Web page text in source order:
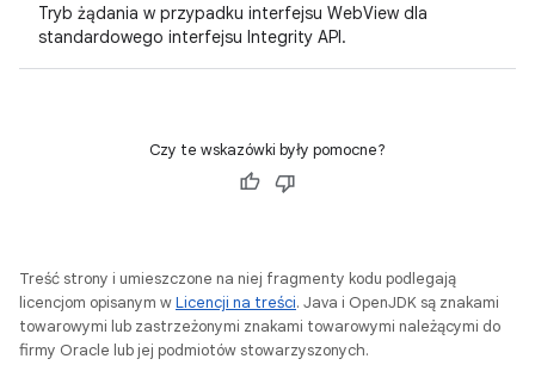
Tryb żądania w przypadku interfejsu WebView dla
standardowego interfejsu Integrity API.
Czy te wskazówki były pomocne?
Treść strony i umieszczone na niej fragmenty kodu podlegają
licencjom opisanym wLicencji na treści. Java i OpenJDK są znakami
towarowymi lub zastrzeżonymi znakami towarowymi należącymi do
firmy Oracle lub jej podmiotów stowarzyszonych.